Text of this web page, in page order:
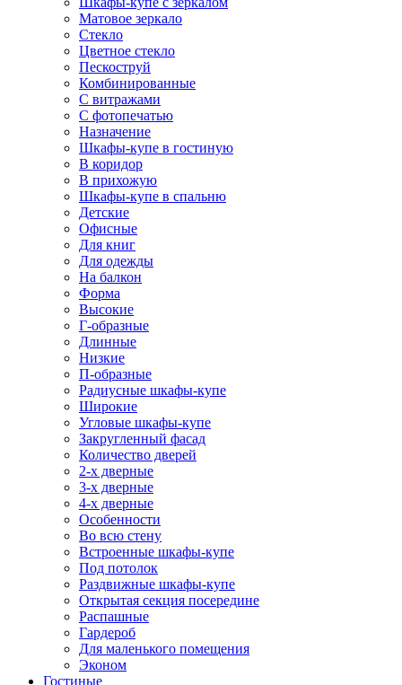
Матовое зеркало
Стекло
Цветное стекло
Пескоструй
Комбинированные
С витражами
С фотопечатью
Назначение
Шкафы-купе в гостиную
В коридор
В прихожую
Шкафы-купе в спальню
Детские
Офисные
Для книг
Для одежды
На балкон
Форма
Высокие
Г-образные
Длинные
Низкие
П-образные
Радиусные шкафы-купе
Широкие
Угловые шкафы-купе
Закругленный фасад
Количество дверей
2-х дверные
3-х дверные
4-х дверные
Особенности
Во всю стену
Встроенные шкафы-купе
Под потолок
Раздвижные шкафы-купе
Открытая секция посередине
Распашные
Гардероб
Для маленького помещения
Эконом
Гостиные